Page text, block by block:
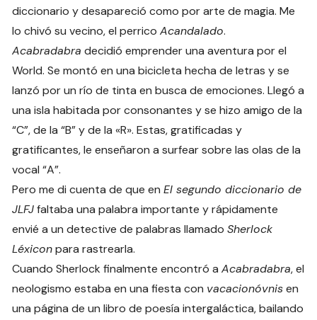
diccionario y desapareció como por arte de magia. Me
lo chivó su vecino, el perricoAcandalado.
Acabradabra decidió emprender una aventura por el
World. Se montó en una bicicleta hecha de letras y se
lanzó por un río de tinta en busca de emociones. Llegó a
una isla habitada por consonantes y se hizo amigo de la
“C”, de la “B” y de la «R». Estas, gratificadas y
gratificantes, le enseñaron a surfear sobre las olas de la
vocal “A”.
Pero me di cuenta de que enEl segundo diccionario de
JLFJfaltaba una palabra importante y rápidamente
envié a un detective de palabras llamadoSherlock
Léxiconpara rastrearla.
Cuando Sherlock finalmente encontró aAcabradabra, el
neologismo estaba en una fiesta con vacacionóvnisen
una página de un libro de poesía intergaláctica, bailando